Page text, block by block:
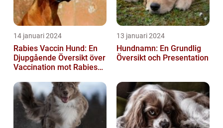
14 januari 2024
Rabies Vaccin Hund: En
Djupgående Översikt över
Vaccination mot Rabies
13 januari 2024
Hundnamn: En Grundlig
Översikt och Presentation